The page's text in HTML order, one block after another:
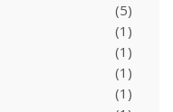
(5)
(1)
(1)
(1)
(1)